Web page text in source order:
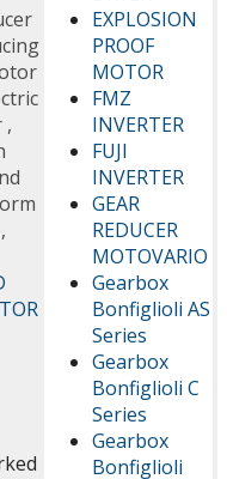
EXPLOSION
PROOF
MOTOR
FMZ
INVERTER
FUJI
INVERTER
GEAR
REDUCER
MOTOVARIO
Gearbox
Bonfiglioli AS
Series
Gearbox
Bonfiglioli C
Series
Gearbox
Bonfiglioli
,
,